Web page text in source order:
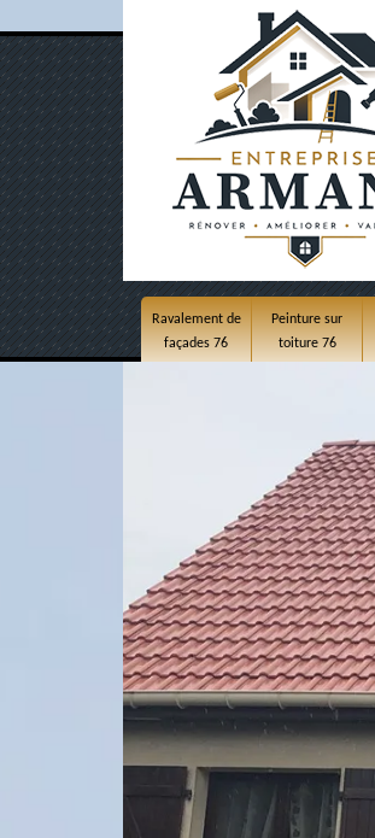
Ravalement de
façades 76
Peinture sur
toiture 76